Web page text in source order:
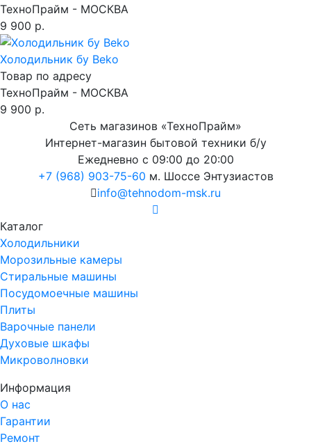
ТехноПрайм - МОСКВА
9 900 р.
Холодильник бу Beko
Товар по адресу
ТехноПрайм - МОСКВА
9 900 р.
Сеть магазинов «ТехноПрайм»
Интернет-магазин бытовой техники б/у
Ежедневно с 09:00 до 20:00
+7 (968) 903-75-60 м. Шоссе Энтузиастов
info@tehnodom-msk.ru
Каталог
Холодильники
Морозильные камеры
Стиральные машины
Посудомоечные машины
Плиты
Варочные панели
Духовые шкафы
Микроволновки
Информация
О нас
Гарантии
Ремонт